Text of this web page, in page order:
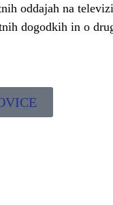
oddajah na
dogodkih in o